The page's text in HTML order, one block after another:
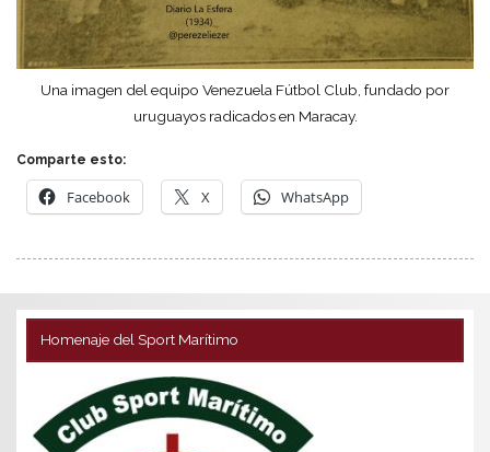
Una imagen del equipo Venezuela Fútbol Club, fundado por
uruguayos radicados en Maracay.
Comparte esto:
Facebook X WhatsApp
Homenaje del Sport Marítimo